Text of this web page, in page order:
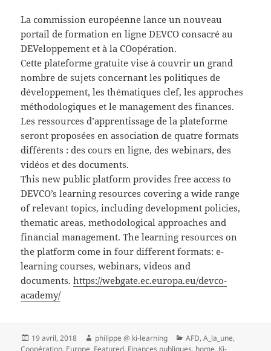
La commission européenne lance un nouveau
portail de formation en ligne DEVCO consacré au
DEVeloppement et à la COopération.
Cette plateforme gratuite vise à couvrir un grand
nombre de sujets concernant les politiques de
développement, les thématiques clef, les approches
méthodologiques et le management des finances.
Les ressources d’apprentissage de la plateforme
seront proposées en association de quatre formats
différents : des cours en ligne, des webinars, des
vidéos etdes documents.
This new public platform provides free access to
DEVCO’s learning resources covering a wide range
of relevant topics, including development policies,
thematic areas, methodological approaches and
financial management. The learning resources on
the platform come in four different formats: e-
learning courses, webinars, videos and
documents.https://webgate.ec.europa.eu/devco-
academy/
Publié
le
19 avril, 2018 Auteur
philippe @ ki-learning Catégories
AFD,A_la_une,